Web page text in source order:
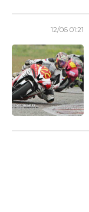
12/06 01:21